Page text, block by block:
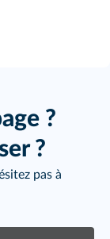
?
?
pas à